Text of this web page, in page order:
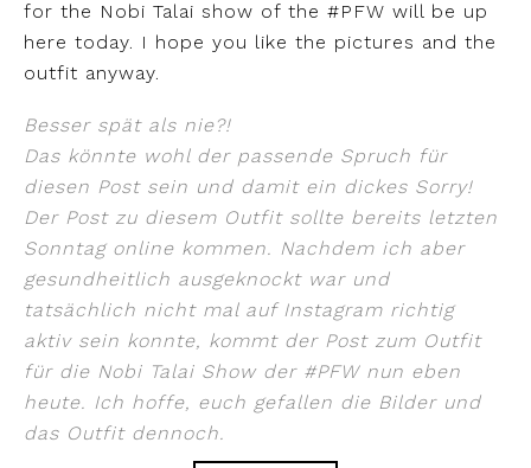
for the Nobi Talai show of the #PFW will be up
here today. I hope you like the pictures and the
outfit anyway.
Besser spät als nie?!
Das könnte wohl der passende Spruch für
diesen Post sein und damit ein dickes Sorry!
Der Post zu diesem Outfit sollte bereits letzten
Sonntag online kommen. Nachdem ich aber
gesundheitlich ausgeknockt war und
tatsächlich nicht mal auf Instagram richtig
aktiv sein konnte, kommt der Post zum Outfit
für die Nobi Talai Show der #PFW nun eben
heute. Ich hoffe, euch gefallen die Bilder und
das Outfit dennoch.